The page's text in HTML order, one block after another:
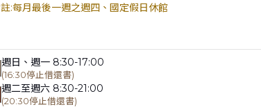
每月最後一週之週四、國定假日休館
週日、週一 8:30-17:00
(16:30停止借還書)
週二至週六 8:30-21:00
(20:30停止借還書)